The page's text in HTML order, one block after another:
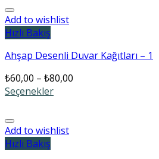
Add to wishlist
Hızlı Bakış
Ahşap Desenli Duvar Kağıtları – 1
₺60,00 – ₺80,00
Seçenekler
Add to wishlist
Hızlı Bakış